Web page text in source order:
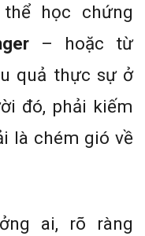
học chứng
– hoặc từ
quả thực sự ở
đó, phải kiếm
là chém gió về
ai, rõ ràng